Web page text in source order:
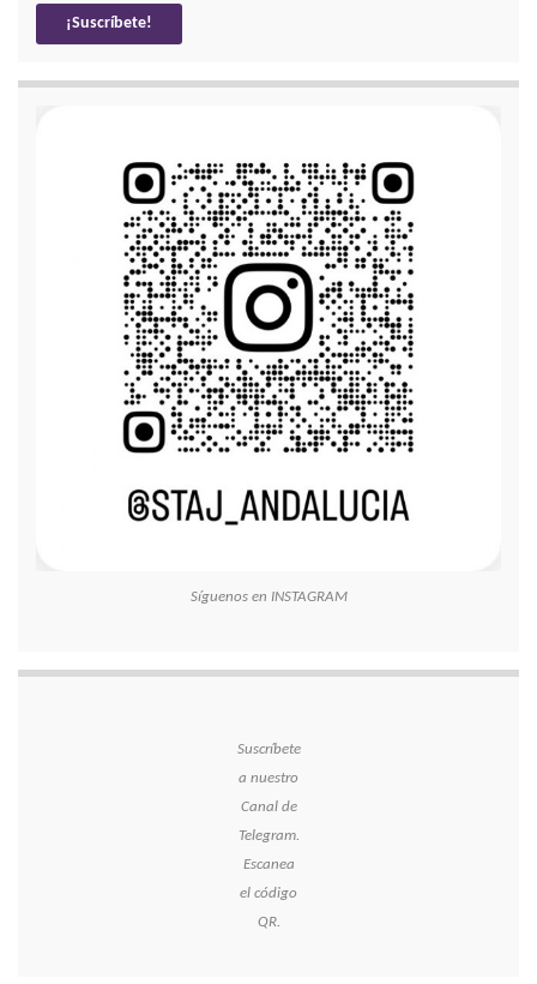
Síguenos en INSTAGRAM
Suscríbete
a nuestro
Canal de
Telegram.
Escanea
el código
QR.